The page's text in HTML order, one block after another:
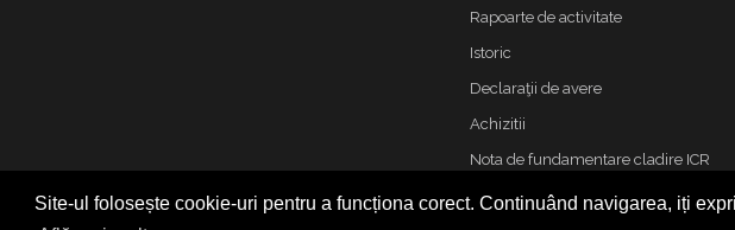
Site-ul folosește cookie-uri pentru a funcționa corect. Continuând navigarea, iți
Rapoarte de activitate
Istoric
Declaraţii de avere
Achizitii
Nota de fundamentare cladire ICR
Contact